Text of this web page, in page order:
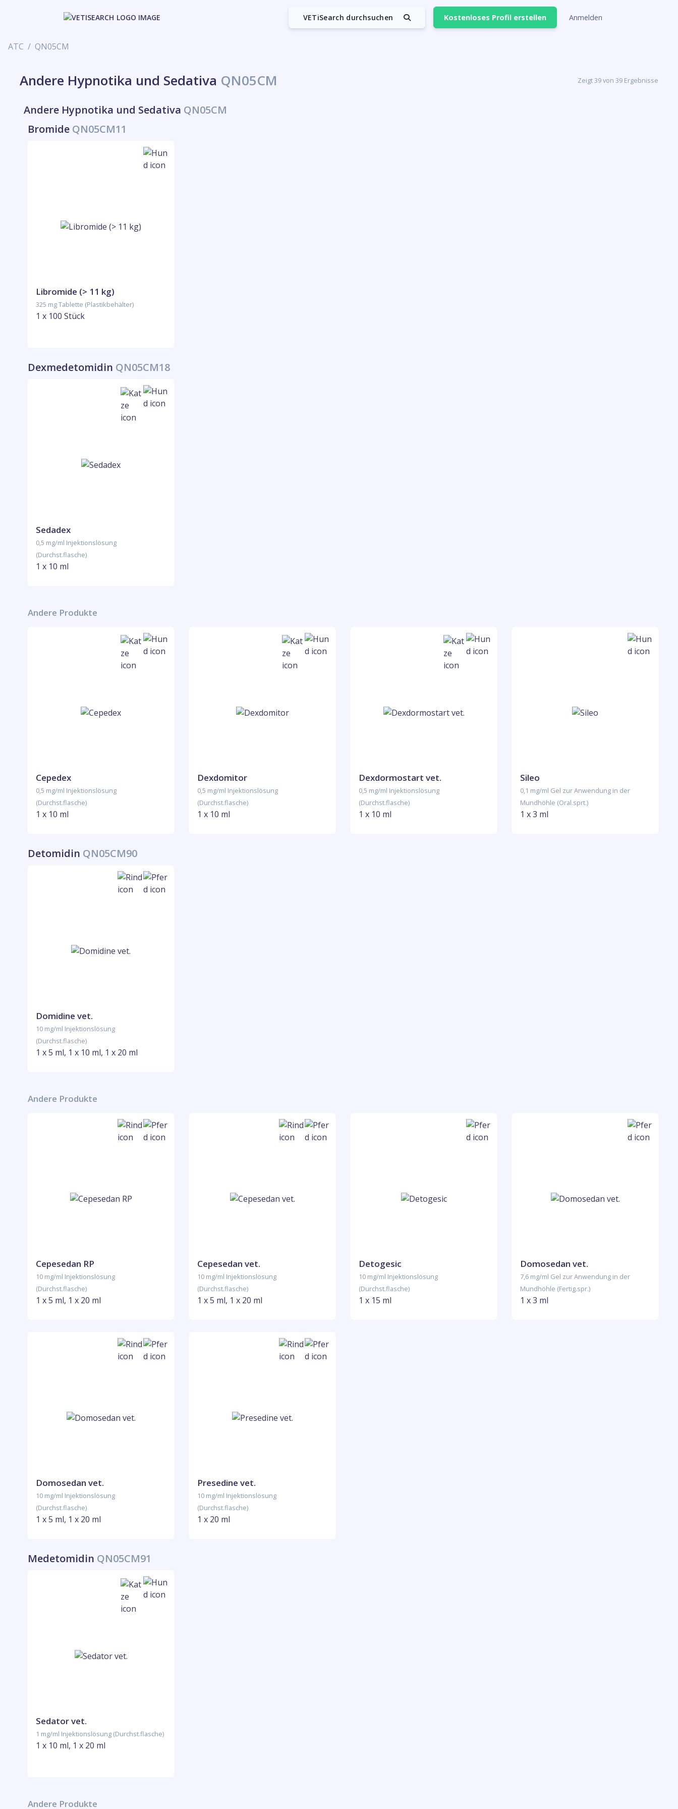
VETiSearch durchsuchen Kostenloses Profil erstellen Anmelden
ATC QN05CM
Andere Hypnotika und Sedativa QN05CM Zeigt 39 von 39 Ergebnisse
Andere Hypnotika und Sedativa QN05CM
Bromide QN05CM11
Libromide (> 11 kg)
325 mg Tablette (Plastikbehälter)
1 x 100 Stück
Dexmedetomidin QN05CM18
Sedadex
0,5 mg/ml Injektionslösung
(Durchst.flasche)
1 x 10 ml
Andere Produkte
Cepedex
0,5 mg/ml Injektionslösung
(Durchst.flasche)
1 x 10 ml
Dexdomitor
0,5 mg/ml Injektionslösung
(Durchst.flasche)
1 x 10 ml
Dexdormostart vet.
0,5 mg/ml Injektionslösung
(Durchst.flasche)
1 x 10 ml
Sileo
0,1 mg/ml Gel zur Anwendung in der
Mundhöhle (Oral.sprt.)
1 x 3 ml
Detomidin QN05CM90
Domidine vet.
10 mg/ml Injektionslösung
(Durchst.flasche)
1 x 5 ml, 1 x 10 ml, 1 x 20 ml
Andere Produkte
Cepesedan RP
10 mg/ml Injektionslösung
(Durchst.flasche)
1 x 5 ml, 1 x 20 ml
Cepesedan vet.
10 mg/ml Injektionslösung
(Durchst.flasche)
1 x 5 ml, 1 x 20 ml
Detogesic
10 mg/ml Injektionslösung
(Durchst.flasche)
1 x 15 ml
Domosedan vet.
7,6 mg/ml Gel zur Anwendung in der
Mundhöhle (Fertig.spr.)
1 x 3 ml
Domosedan vet.
10 mg/ml Injektionslösung
(Durchst.flasche)
1 x 5 ml, 1 x 20 ml
Presedine vet.
10 mg/ml Injektionslösung
(Durchst.flasche)
1 x 20 ml
Medetomidin QN05CM91
Sedator vet.
1 mg/ml Injektionslösung (Durchst.flasche)
1 x 10 ml, 1 x 20 ml
Andere Produkte